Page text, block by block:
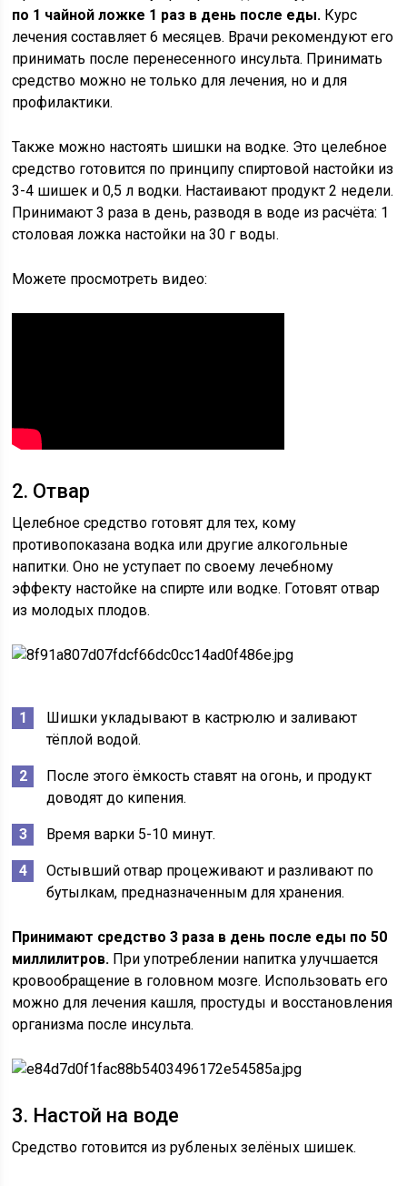
по 1 чайной ложке 1 раз в день после еды. Курс
лечения составляет 6 месяцев. Врачи рекомендуют его
принимать после перенесенного инсульта. Принимать
средство можно не только для лечения, но и для
профилактики.
Также можно настоять шишки на водке. Это целебное
средство готовится по принципу спиртовой настойки из
3-4 шишек и 0,5 л водки. Настаивают продукт 2 недели.
Принимают 3 раза в день, разводя в воде из расчёта: 1
столовая ложка настойки на 30 г воды.
Можете просмотреть видео:
2. Отвар
Целебное средство готовят для тех, кому
противопоказана водка или другие алкогольные
напитки. Оно не уступает по своему лечебному
эффекту настойке на спирте или водке. Готовят отвар
из молодых плодов.
Шишки укладывают в кастрюлю и заливают
тёплой водой.
После этого ёмкость ставят на огонь, и продукт
доводят до кипения.
Время варки 5-10 минут.
Остывший отвар процеживают и разливают по
бутылкам, предназначенным для хранения.
Принимают средство 3 раза в день после еды по 50
миллилитров. При употреблении напитка улучшается
кровообращение в головном мозге. Использовать его
можно для лечения кашля, простуды и восстановления
организма после инсульта.
3. Настой на воде
Средство готовится из рубленых зелёных шишек.